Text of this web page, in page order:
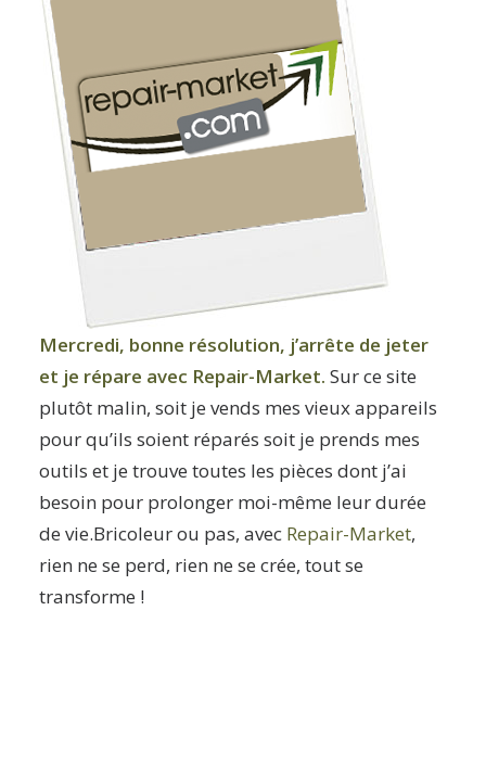
Mercredi, bonne résolution, j’arrête de jeter
et je répare avec Repair-Market. Sur ce site
plutôt malin, soit je vends mes vieux appareils
pour qu’ils soient réparés soit je prends mes
outils et je trouve toutes les pièces dont j’ai
besoin pour prolonger moi-même leur durée
de vie.Bricoleur ou pas, avec Repair-Market,
rien ne se perd, rien ne se crée, tout se
transforme !